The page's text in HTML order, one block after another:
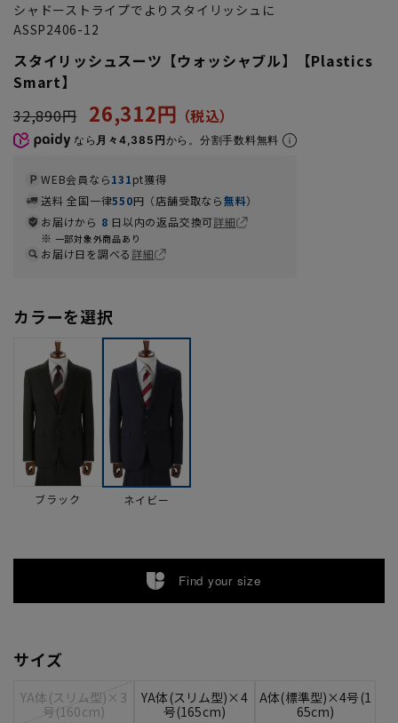
シャドーストライプでよりスタイリッシュに
ASSP2406-12
スタイリッシュスーツ【ウォッシャブル】【Plastics
Smart】
32,890円
26,312円
なら 月々4,385円から。分割手数料無料
WEB会員なら131pt獲得
送料 全国一律550円（店舗受取なら無料）
お届けから 8 日以内の返品交換可詳細
一部対象外商品あり
お届け日を調べる詳細
カラーを選択
ブラック ネイビー
Find your size
サイズ
YA体(スリム型)×3
号(160cm)
YA体(スリム型)×4
号(165cm)
A体(標準型)×4号(1
65cm)